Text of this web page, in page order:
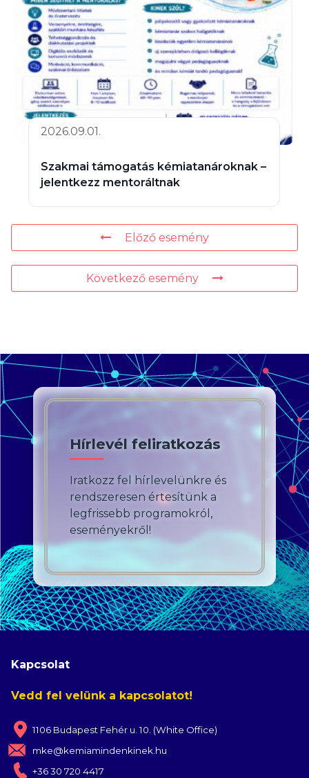
2026.09.01.
Szakmai támogatás kémiatanároknak –
jelentkezz mentoráltnak
Előző esemény
Következő esemény
Hírlevél feliratkozás
Iratkozz fel hírlevelünkre és
rendszeresen értesítünk a
legfrissebb programokról,
eseményekről!
Kapcsolat
Vedd fel velünk a kapcsolatot!
1106 Budapest Fehér u. 10. (White Office)
mke@kemiamindenkinek.hu
+36 30 720 4417